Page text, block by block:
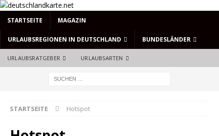
STARTSEITE MAGAZIN
URLAUBSREGIONEN IN DEUTSCHLAND BUNDESLÄNDER
URLAUBSRATGEBER URLAUBSARTEN
STARTSEITE Hotspot